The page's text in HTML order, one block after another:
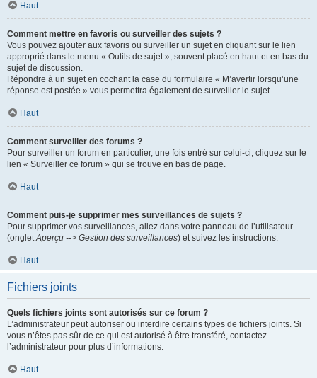
Haut
Comment mettre en favoris ou surveiller des sujets ?
Vous pouvez ajouter aux favoris ou surveiller un sujet en cliquant sur le lien
approprié dans le menu « Outils de sujet », souvent placé en haut et en bas du
sujet de discussion.
Répondre à un sujet en cochant la case du formulaire « M’avertir lorsqu’une
réponse est postée » vous permettra également de surveiller le sujet.
Haut
Comment surveiller des forums ?
Pour surveiller un forum en particulier, une fois entré sur celui-ci, cliquez sur le
lien « Surveiller ce forum » qui se trouve en bas de page.
Haut
Comment puis-je supprimer mes surveillances de sujets ?
Pour supprimer vos surveillances, allez dans votre panneau de l’utilisateur
(ongletAperçu --> Gestion des surveillances) et suivez les instructions.
Haut
Fichiers joints
Quels fichiers joints sont autorisés sur ce forum ?
L’administrateur peut autoriser ou interdire certains types de fichiers joints. Si
vous n’êtes pas sûr de ce qui est autorisé à être transféré, contactez
l’administrateur pour plus d’informations.
Haut